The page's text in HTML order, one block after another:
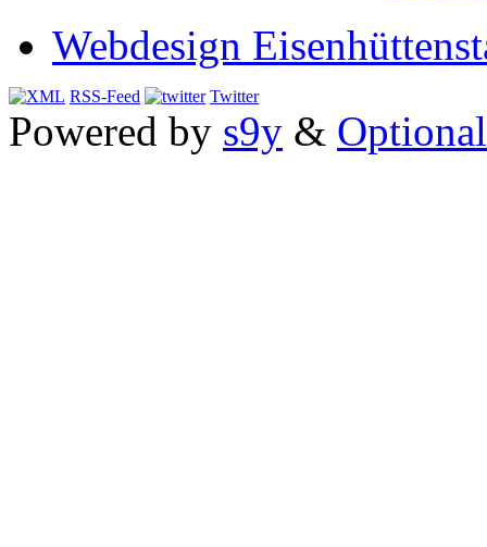
Webdesign
RSS-Feed Twitter
Powered by s9y &